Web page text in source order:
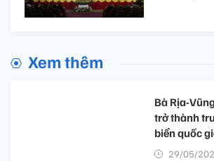
Xem thêm
Bà Rịa-
trở thành
biển quốc
29/05/